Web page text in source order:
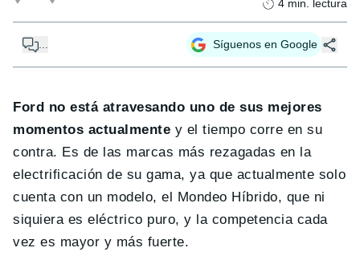
4 min. lectura
... Síguenos en Google
Ford no está atravesando uno de sus mejores
momentos actualmente y el tiempo corre en su
contra. Es de las marcas más rezagadas en la
electrificación de su gama, ya que actualmente solo
cuenta con un modelo, el Mondeo Híbrido, que ni
siquiera es eléctrico puro, y la competencia cada
vez es mayor y más fuerte.